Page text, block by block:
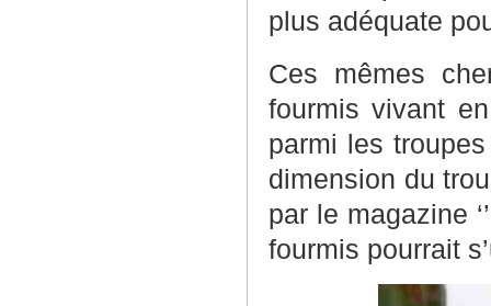
plus adéquate
Ces mêmes
fourmis vivant
parmi les
dimension du
par le magazine
fourmis pourrait